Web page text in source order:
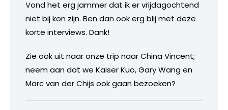
Vond het erg jammer dat ik er vrijdagochtend
niet bij kon zijn. Ben dan ook erg blij met deze
korte interviews. Dank!
Zie ook uit naar onze trip naar China Vincent;
neem aan dat we Kaiser Kuo, Gary Wang en
Marc van der Chijs ook gaan bezoeken?